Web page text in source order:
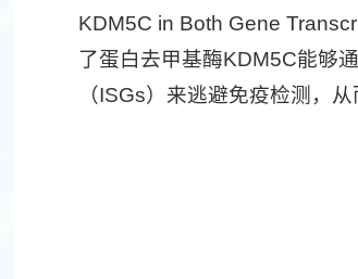
KDM5C in Both Gene
了蛋白去甲基酶KDM5C能够
（ISGs）来逃避免疫检测，